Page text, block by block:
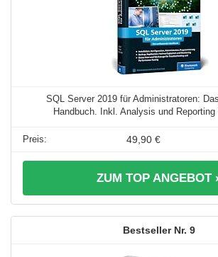
SQL Server 2019 für Administratoren:
Handbuch. Inkl. Analysis und
49,90 €
ZUM TOP ANGEBOT
9